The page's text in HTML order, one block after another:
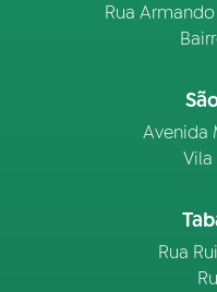
Rua Armando
Avenida
Rua